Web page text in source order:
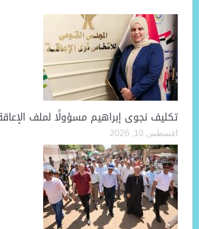
تكليف نجوى إبراهيم مسؤولًا لملف
أغسطس 10, 2026